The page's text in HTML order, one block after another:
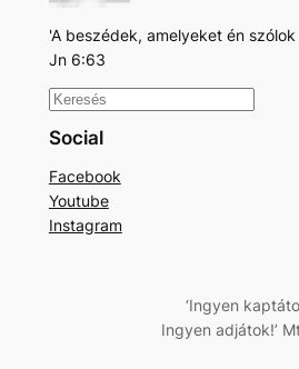
'A beszédek, amelyeket én
Jn 6:63
K
e
e
s
Social
Facebook
Youtube
Instagram
‘Ingyen
Ingyen adjátok!’